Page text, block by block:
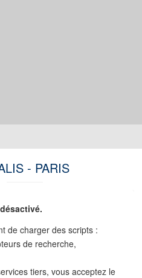
- PARIS
de charger des scripts :
de recherche,
tiers, vous acceptez le